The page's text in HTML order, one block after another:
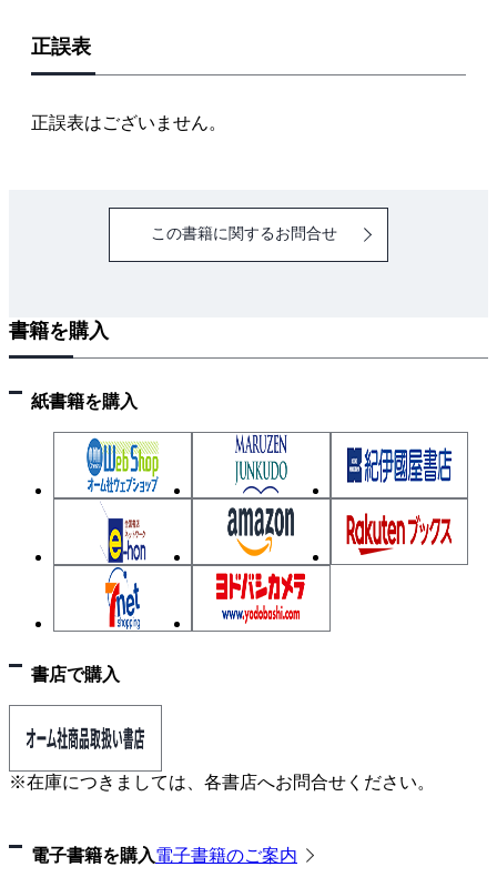
7. 発電・送電・変電設備
8. 保安に関する法令
（2） 配線図
（3） 鑑別・選別写真
1. 高圧受電設備の機器・材料等
2. 低圧工事用材料・機器
4. 工具
5. 検査測定用計器
◆令和7年度の問題と解答・解説
◆令和6年度の問題と解答・解説
◆令和5年度の問題と解答・解説（午前・午
◆令和4年度の問題と解答・解説（午前・午
後）
◆令和2年度の問題と解答・解説
◆令和元年度の問題と解答・解説
◆平成29年度の問題と解答・解説
正誤表
正誤表はございません。
この書籍に関するお問合せ
書籍を購入
紙書籍を購入
書店で購入
※在庫につきましては、各書店へお問合せください。
電子書籍を購入電子書籍のご案内